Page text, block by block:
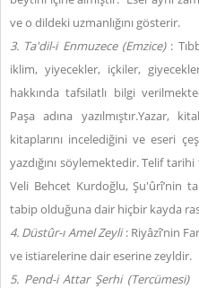
ve o dildeki uzmanlığını gösterir.
3. Ta'dil-i Enmuzece (Emzice):
iklim, yiyecekler, içkiler,
hakkında tafsilatlı bilgi
Paşa adına yazılmıştır.Yazar,
kitaplarını incelediğini ve eseri
yazdığını söylemektedir. Telif
Veli Behcet Kurdoğlu, Şu'ûrî’nin
tabip olduğuna dair hiçbir kayda
4. Düstûr-ı Amel Zeyli: Riyâzî’nin
ve istiarelerine dair eserine zeyldir.
5. Pend-i Attar Şerhi (Tercümesi)